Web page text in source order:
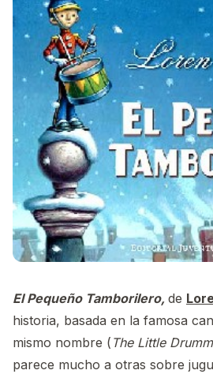
El Pequeño Tamborilero, de
historia, basada en la famosa
mismo nombre ( The Little
parece mucho a otras sobre